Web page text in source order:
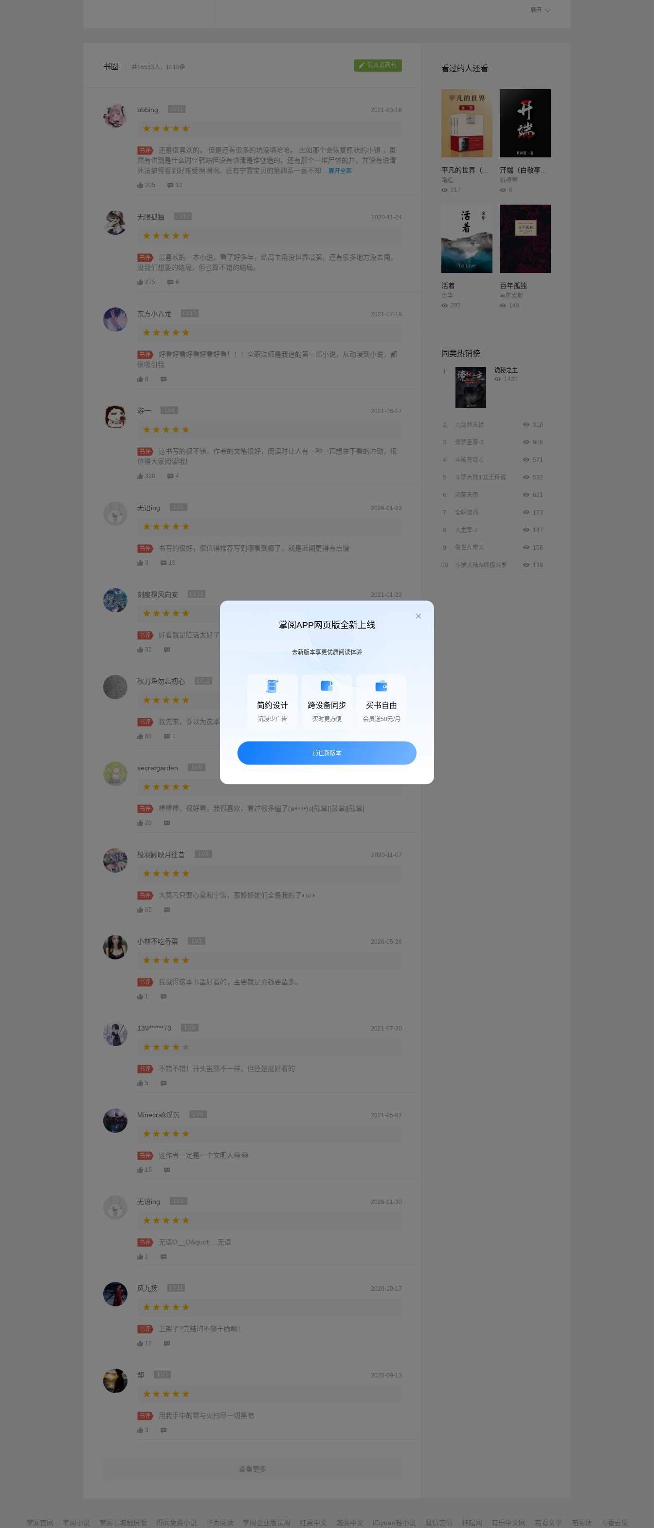
展开
书圈 共15553人，1010条 我来说两句
bbbing 2021-03-16
书评
还是很喜欢的。 但是还有很多的坑没填哈哈。 比如那个会恢复原状的小镇 ，虽
然有讲到是什么时空驿站但没有讲清是谁创造的。还有那个一堆尸体的井，并没有说清
死法搞得看到好难受啊啊啊。还有宁雪宝贝的第四系一直不知...
展开全部
205 12
无限孤独 2020-11-24
书评
最喜欢的一本小说，看了好多年，结局主角没世界最强，还有很多地方没去闯，
没我们想要的结局，但也算不错的结局。
275 6
东方小青龙 2021-07-19
书评
好看好看好看好看好看！！！全职法师是我追的第一部小说，从动漫到小说，都
很吸引我
8
游一 2021-05-17
书评
这书写的很不错，作者的文笔很好，阅读时让人有一种一直想往下看的冲动，很
值得大家阅读哦！
328 4
无语ing 2026-01-23
书评 书写的很好，很值得推荐写到哪看到哪了，就是近期更得有点慢
3 10
刻度橙风向安 2021-01-23
书评 好看就是脏话太好了主角嘴毒的狠剩余的就是主角开挂系列不错我给满分
32
秋刀鱼勿忘初心 2020-10-15
书评 我先来，你以为这本书是乱写的吗，没错，这本书就是乱写的
83 1
secretgarden
书评 棒棒棒，很好看，我很喜欢，看过很多遍了(๑•̀ㅂ•́)ง[鼓掌][鼓掌][鼓掌]
20
极羽顾映月往昔 2020-11-07
书评 大莫凡只要心夏和宁雪，那娇娇她们全是我的了◐ω◑
65
小林不吃香菜 2026-05-26
书评 我觉得这本书蛮好看的，主要就是充钱要蛮多。
1
139******73 2021-07-30
书评 不错不错！开头虽然不一样，但还是挺好看的
5
Minecraft浮沉 2021-05-07
书评 这作者一定是一个文明人😁😂
15
无语ing 2026-01-30
书评 无语O__O&quot;…无语
1
风九扬 2020-10-17
书评 上架了?完结的不够干脆啊！
12
却 2025-09-13
书评 用我手中的雷与火扫尽一切黑暗
3
查看更多
看过的人还看
平凡的世界（全3册）
路遥
217
活着
余华
292
开端（白敬亭、赵今麦主演同名影视剧原著）
祈祷君
6
百年孤独
马尔克斯
140
同类热销榜
1
诡秘之主
1420
2 九龙葬天经 310
3 修罗至尊-3 906
4 斗破苍穹-1 571
5 斗罗大陆III龙王传说 532
6 鸿蒙天帝 621
7 全职法师 173
8 大主宰-1 147
9 傲世九重天 156
10 斗罗大陆IV终极斗罗 139
掌阅官网 掌阅小说 掌阅书城触屏版 得间免费小说 华为阅读 掌阅企业版试用 红薯中文 趣阅中文 iCiyuan轻小说 魔情言情 神起网 有乐中文网 若看文学 喵阅读 书香云集
掌阅APP网页版全新上线
去新版本享更优质阅读体验
简约设计
沉浸少广告
跨设备同步
实时更方便
买书自由
会员送50元/月
前往新版本